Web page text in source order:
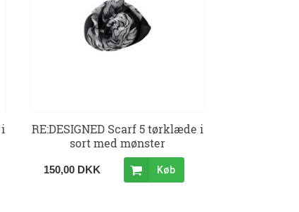
RE:DESIGNED Scarf 5 tørklæde i
sort med mønster
150,00 DKK Køb